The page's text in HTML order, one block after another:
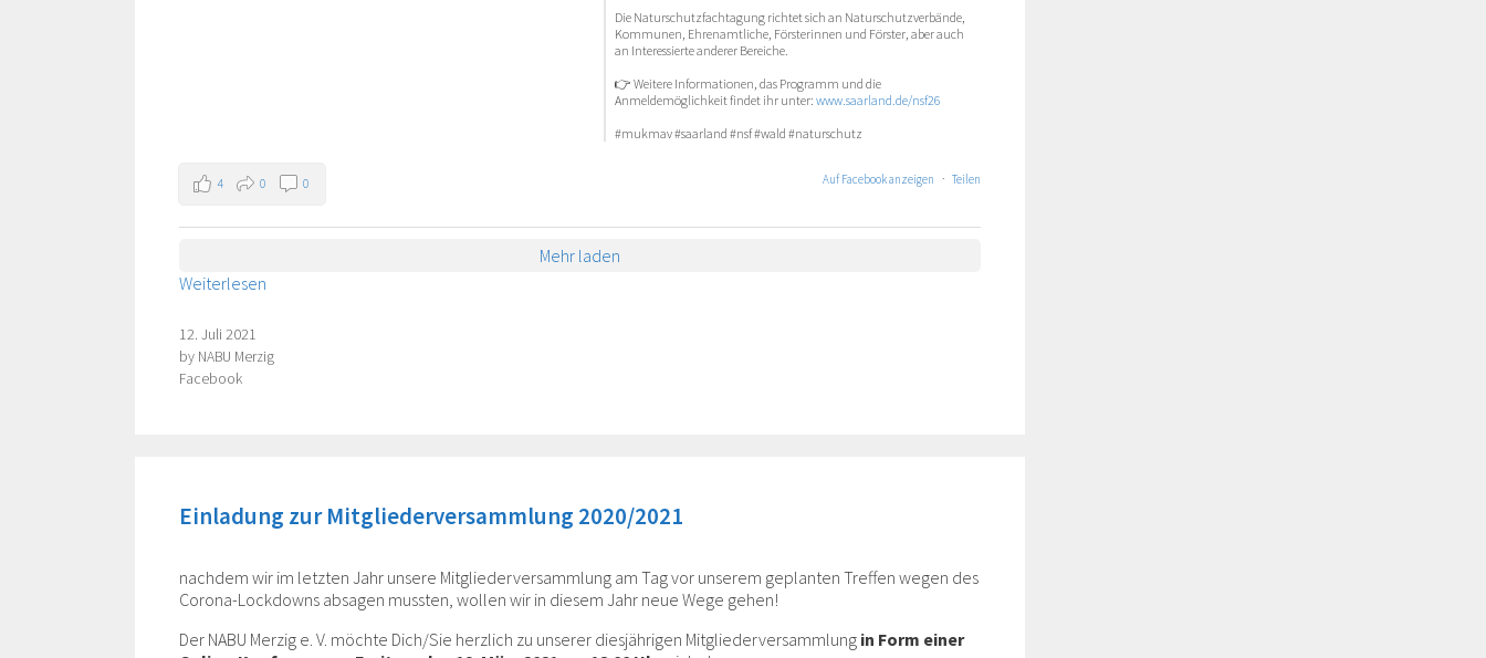
Die Naturschutzfachtagung richtet sich an Naturschutzverbände,
Kommunen, Ehrenamtliche, Försterinnen und Förster, aber auch
an Interessierte anderer Bereiche.
👉 Weitere Informationen, das Programm und die
Anmeldemöglichkeit findet ihr unter:www.saarland.de/nsf26
#mukmav #saarland #nsf #wald #naturschutz
Auf Facebook anzeigen · Teilen
4 0 0
Mehr laden
Weiterlesen
12. Juli 2021
by NABU Merzig
Categories
Facebook
Einladung zur Mitgliederversammlung 2020/2021
nachdem wir im letzten Jahr unsere Mitgliederversammlung am Tag vor unserem geplanten Treffen wegen des
Corona-Lockdowns absagen mussten, wollen wir in diesem Jahr neue Wege gehen!
Der NABU Merzig e. V. möchte Dich/Sie herzlich zu unserer diesjährigen Mitgliederversammlung in Form einer